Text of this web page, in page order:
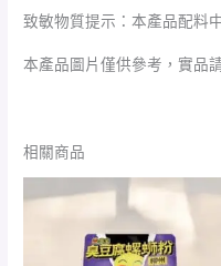
致敏物質提示：本產品配料
本產品圖片僅供參考，實品
相關商品